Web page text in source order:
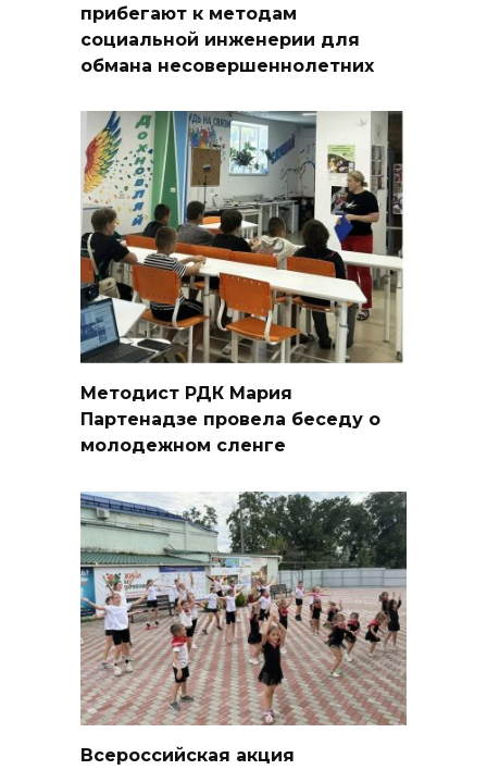
прибегают к методам
социальной инженерии для
обмана несовершеннолетних
Методист РДК Мария
Партенадзе провела беседу о
молодежном сленге
Всероссийская акция